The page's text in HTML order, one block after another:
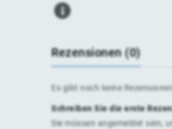
Rezensionen (0)
Es gibt noch keine
Schreiben Sie die erste
Sie müssen angemeldet sein,